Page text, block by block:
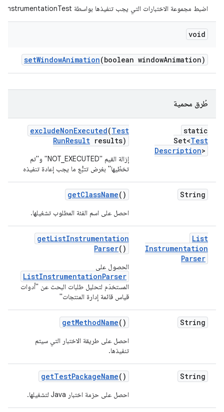
اضبط مجموعة الاختبارات التي يجب تنفيذها بواسطة InstrumentationTest.
void
setWindowAnimation(boolean windowAnimation)
طُرق محمية
static
Set<Test
Description>
excludeNonExecuted(Test
RunResult results)
إزالة القيم "NOT_EXECUTED" و"تم
تخطّيها" بغرض تتبُّع ما يجب إعادة تنفيذه
String
getClassName()
احصل على اسم الفئة المطلوب تشغيلها.
List
Instrumentation
Parser
getListInstrumentation
Parser()
الحصول على
ListInstrumentationParser
المستخدَم لتحليل طلبات البحث عن "أدوات
قياس قائمة إدارة المنتجات"
String
getMethodName()
احصل على طريقة الاختبار التي سيتم
تنفيذها.
String
getTestPackageName()
احصل على حزمة اختبار Java لتشغيلها.